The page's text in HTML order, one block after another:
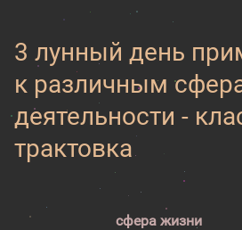
3 лунный день
к различным
деятельности -
трактовка
сфера жизни